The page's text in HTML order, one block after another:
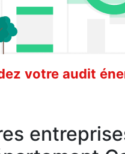
votre audit